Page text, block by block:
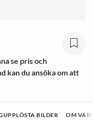
se pris och
kan du ansöka om att
BILDER OM